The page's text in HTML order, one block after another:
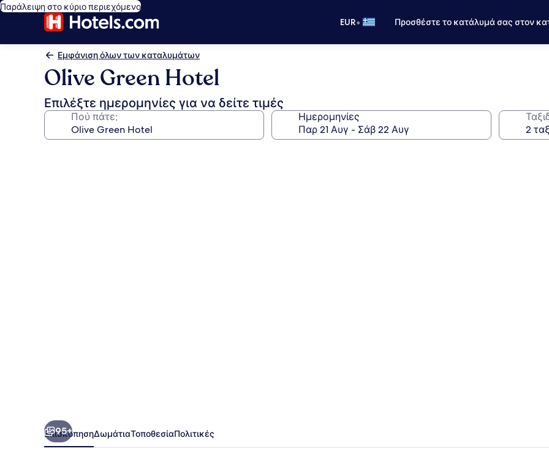
Παράλειψη στο κύριο περιεχόμενο
EUR• Προσθέστε το κατάλυμά σας στον
Εμφάνιση όλων των καταλυμάτων
Olive Green Hotel
Επιλέξτε ημερομηνίες για να δείτε τιμές
Πού πάτε; Ημερομηνίες
95+
ΕπισκόπησηΔωμάτιαΤοποθεσίαΠολιτικές